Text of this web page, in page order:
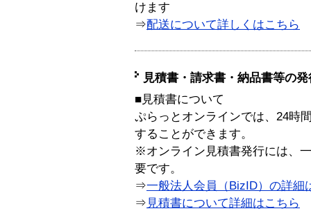
けます
⇒配送について詳しくはこちら
見積書・請求書・納品書等の
■見積書について
ぷらっとオンラインでは、24時
することができます。
※オンライン見積書発行には、
要です。
⇒一般法人会員（BizID）の詳細
⇒ 見積書について詳細はこちら